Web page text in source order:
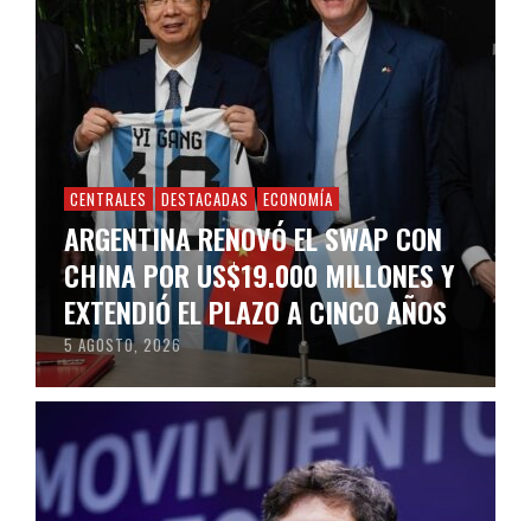
CENTRALES DESTACADAS ECONOMÍA
ARGENTINA RENOVÓ EL SWAP CON
CHINA POR US$19.000 MILLONES Y
EXTENDIÓ EL PLAZO A CINCO AÑOS
5 AGOSTO, 2026